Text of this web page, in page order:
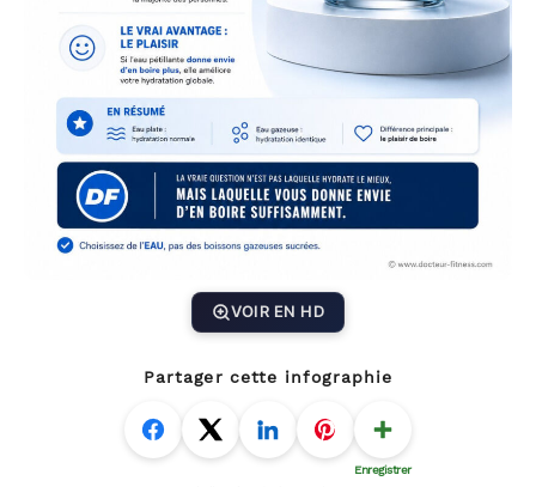
VOIR EN HD
Partager cette infographie